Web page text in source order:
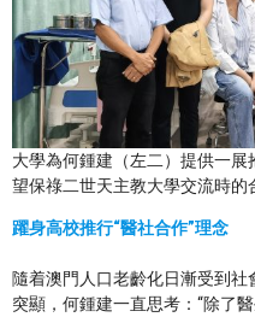
大學為何鍾建（左二）提供一
望保祿二世天主教大學交流時的
躍身高校推行“醫社合作”理念
隨着澳門人口老齡化日漸受到
突顯，何鍾建一直思考：“除了